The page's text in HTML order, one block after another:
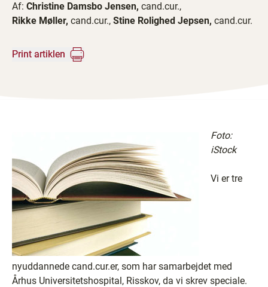
Af: Christine Damsbo Jensen, cand.cur.,
Rikke Møller, cand.cur., Stine Rolighed Jepsen, cand.cur.
Print artiklen
Foto:
iStock
Vi er tre
nyuddannede cand.cur.er, som har samarbejdet med
Århus Universitetshospital, Risskov, da vi skrev speciale.